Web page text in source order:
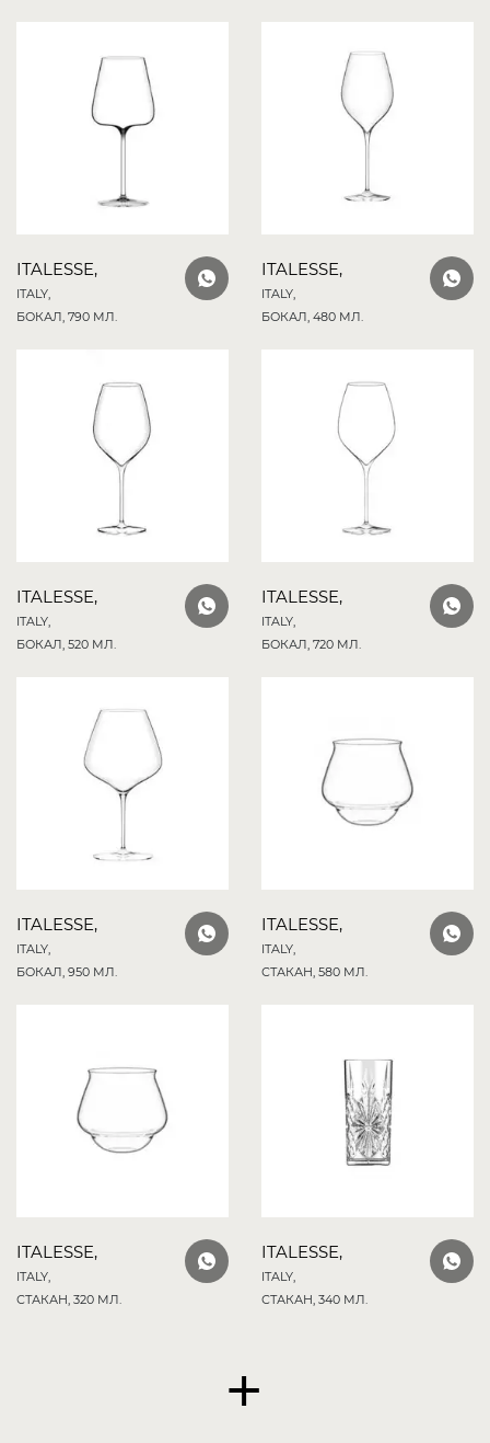
ITALESSE,
ITALY,
БОКАЛ, 790 МЛ.
ITALESSE,
ITALY,
БОКАЛ, 480 МЛ.
ITALESSE,
ITALY,
БОКАЛ, 520 МЛ.
ITALESSE,
ITALY,
БОКАЛ, 720 МЛ.
ITALESSE,
ITALY,
БОКАЛ, 950 МЛ.
ITALESSE,
ITALY,
СТАКАН, 580 МЛ.
ITALESSE,
ITALY,
СТАКАН, 320 МЛ.
ITALESSE,
ITALY,
СТАКАН, 340 МЛ.
+